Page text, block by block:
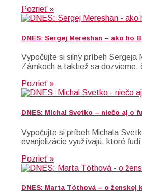
Pozrieť »
DNES: Sergej Mereshan – ako ho
Vypočujte si silný príbeh
Zámkoch a taktiež sa
Pozrieť »
DNES: Michal Svetko – niečo aj o
Vypočujte si príbeh Michala
evanjelizácie využívajú, ktoré
Pozrieť »
DNES: Marta Tóthová – o ženskej